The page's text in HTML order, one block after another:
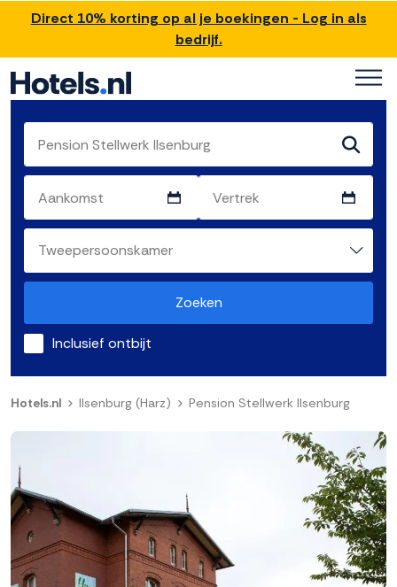
Direct 10% korting op al je boekingen - Log in als
bedrijf.
Zoeken
Inclusief ontbijt
Hotels.nl Ilsenburg (Harz) Pension Stellwerk Ilsenburg